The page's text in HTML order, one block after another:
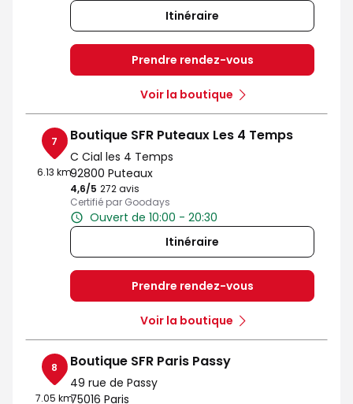
Itinéraire
Prendre rendez-vous
Voir la boutique
7
6.13 km
Boutique SFR Puteaux Les 4 Temps
C Cial les 4 Temps
92800 Puteaux
4,6/5 Note de 4.6 sur 5
272 avis
Certifié par Goodays
Ouvert de 10:00 - 20:30
Itinéraire
Prendre rendez-vous
Voir la boutique
8
7.05 km
Boutique SFR Paris Passy
49 rue de Passy
75016 Paris